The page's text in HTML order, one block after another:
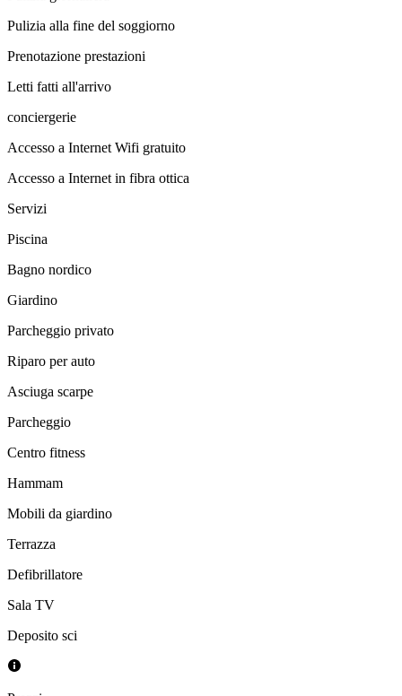
Pulizia alla fine del soggiorno
Prenotazione prestazioni
Letti fatti all'arrivo
conciergerie
Accesso a Internet Wifi gratuito
Accesso a Internet in fibra ottica
Servizi
Piscina
Bagno nordico
Giardino
Parcheggio privato
Riparo per auto
Asciuga scarpe
Parcheggio
Centro fitness
Hammam
Mobili da giardino
Terrazza
Defibrillatore
Sala TV
Deposito sci